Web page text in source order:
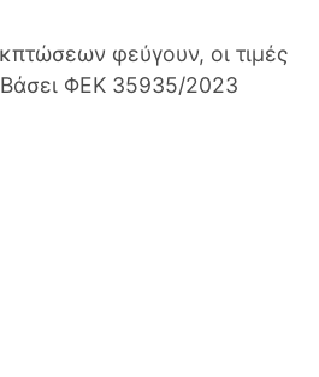
φεύγουν, οι τιμές
Βάσει ΦΕΚ 35935/2023